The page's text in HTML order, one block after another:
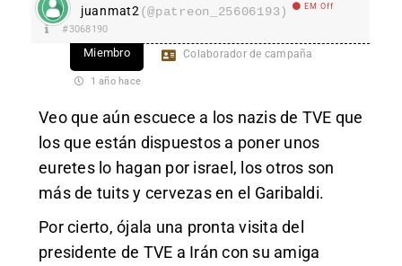
juanmat2 (@patreon_25606193) EM Off
#3068190
Miembro Colaborador de campaña
1 año hace
Veo que aún escuece a los nazis de TVE que
los que están dispuestos a poner unos
euretes lo hagan por israel, los otros son
más de tuits y cervezas en el Garibaldi.
Por cierto, ójala una pronta visita del
presidente de TVE a Irán con su amiga